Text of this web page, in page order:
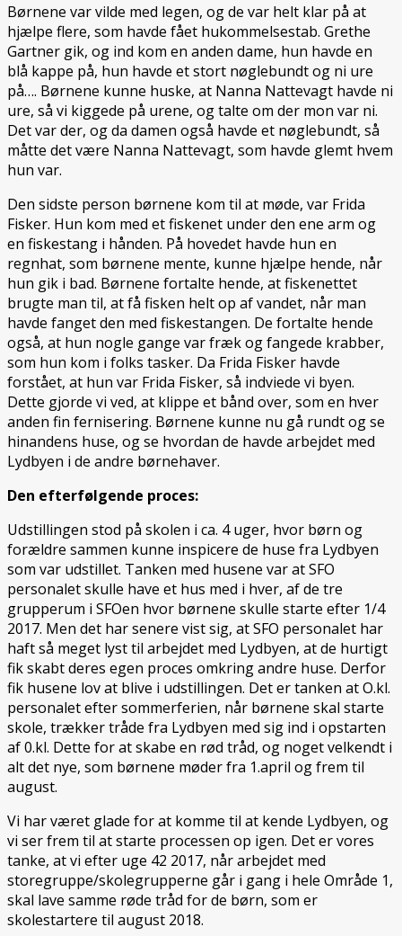
Børnene var vilde med legen, og de var helt klar på at
hjælpe flere, som havde fået hukommelsestab. Grethe
Gartner gik, og ind kom en anden dame, hun havde en
blå kappe på, hun havde et stort nøglebundt og ni ure
på…. Børnene kunne huske, at Nanna Nattevagt havde ni
ure, så vi kiggede på urene, og talte om der mon var ni.
Det var der, og da damen også havde et nøglebundt, så
måtte det være Nanna Nattevagt, som havde glemt hvem
hun var.
Den sidste person børnene kom til at møde, var Frida
Fisker. Hun kom med et fiskenet under den ene arm og
en fiskestang i hånden. På hovedet havde hun en
regnhat, som børnene mente, kunne hjælpe hende, når
hun gik i bad. Børnene fortalte hende, at fiskenettet
brugte man til, at få fisken helt op af vandet, når man
havde fanget den med fiskestangen. De fortalte hende
også, at hun nogle gange var fræk og fangede krabber,
som hun kom i folks tasker. Da Frida Fisker havde
forstået, at hun var Frida Fisker, så indviede vi byen.
Dette gjorde vi ved, at klippe et bånd over, som en hver
anden fin fernisering. Børnene kunne nu gå rundt og se
hinandens huse, og se hvordan de havde arbejdet med
Lydbyen i de andre børnehaver.
Den efterfølgende proces:
Udstillingen stod på skolen i ca. 4 uger, hvor børn og
forældre sammen kunne inspicere de huse fra Lydbyen
som var udstillet. Tanken med husene var at SFO
personalet skulle have et hus med i hver, af de tre
grupperum i SFOen hvor børnene skulle starte efter 1/4
2017. Men det har senere vist sig, at SFO personalet har
haft så meget lyst til arbejdet med Lydbyen, at de hurtigt
fik skabt deres egen proces omkring andre huse. Derfor
fik husene lov at blive i udstillingen. Det er tanken at O.kl.
personalet efter sommerferien, når børnene skal starte
skole, trækker tråde fra Lydbyen med sig ind i opstarten
af 0.kl. Dette for at skabe en rød tråd, og noget velkendt i
alt det nye, som børnene møder fra 1.april og frem til
august.
Vi har været glade for at komme til at kende Lydbyen, og
vi ser frem til at starte processen op igen. Det er vores
tanke, at vi efter uge 42 2017, når arbejdet med
storegruppe/skolegrupperne går i gang i hele Område 1,
skal lave samme røde tråd for de børn, som er
skolestartere til august 2018.